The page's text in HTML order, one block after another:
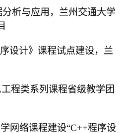
分析与应用，兰州交通大学
设计》课程试点建设，兰
程类系列课程省级教学团
网络课程建设“C++程序设